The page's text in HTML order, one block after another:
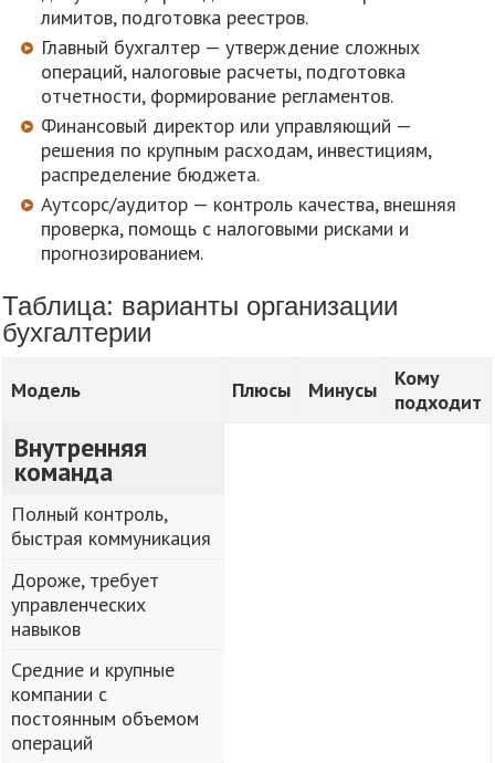
лимитов, подготовка реестров.
Главный бухгалтер — утверждение сложных
операций, налоговые расчеты, подготовка
отчетности, формирование регламентов.
Финансовый директор или управляющий —
решения по крупным расходам, инвестициям,
распределение бюджета.
Аутсорс/аудитор — контроль качества, внешняя
проверка, помощь с налоговыми рисками и
прогнозированием.
Таблица: варианты организации
бухгалтерии
Модель Плюсы Минусы
Кому
подходит
Внутренняя
команда
Полный контроль,
быстрая коммуникация
Дороже, требует
управленческих
навыков
Средние и крупные
компании с
постоянным объемом
операций